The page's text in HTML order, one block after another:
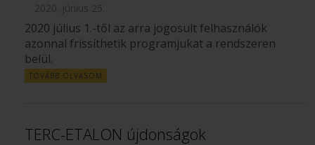
2020. június 25.
2020 július 1.-től az arra jogosult felhasználók
azonnal frissíthetik programjukat a rendszeren
belül.
TOVÁBB OLVASOM
TERC-ETALON újdonságok